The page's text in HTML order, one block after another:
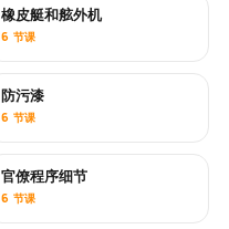
橡皮艇和舷外机
6 节课
即将推出
防污漆
6 节课
官僚程序细节
6 节课